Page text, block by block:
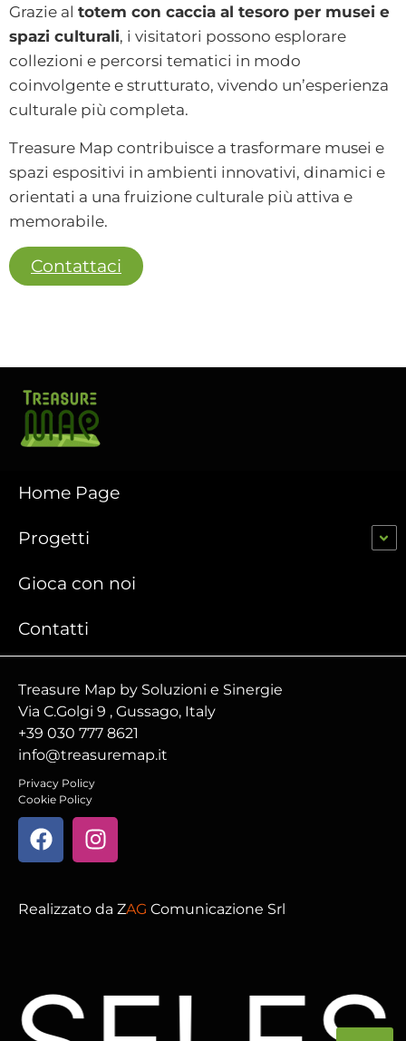
Grazie al totem con caccia al tesoro per musei e
spazi culturali, i visitatori possono esplorare
collezioni e percorsi tematici in modo
coinvolgente e strutturato, vivendo un’esperienza
culturale più completa.
Treasure Map contribuisce a trasformare musei e
spazi espositivi in ambienti innovativi, dinamici e
orientati a una fruizione culturale più attiva e
memorabile.
Contattaci
Home Page
Progetti
Gioca con noi
Contatti
Treasure Map by Soluzioni e Sinergie
Via C.Golgi 9 , Gussago, Italy
+39 030 777 8621
info@treasuremap.it
Privacy Policy
Cookie Policy
Realizzato da ZAG Comunicazione Srl